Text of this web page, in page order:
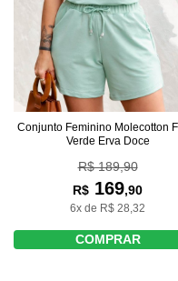
Conjunto Feminino Molecotton
Verde Erva Doce
R$ 189,90
R$ 169,90
6x de R$ 28,32
COMPRAR